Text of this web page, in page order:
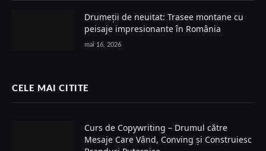
Drumeții de neuitat: Trasee montane cu
peisaje impresionante în România
mai 16, 2026
CELE MAI CITITE
Curs de Copywriting – Drumul către
Mesaje Care Vând, Conving și Construiesc